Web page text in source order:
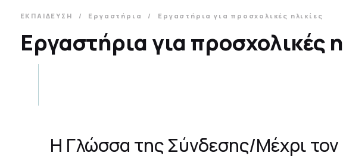
ΕΚΠΑΙΔΕΥΣΗ Εργαστήρια Εργαστήρια για προσχολικές ηλικίες
Εργαστήρια για προσχολικές
Η Γλώσσα της Σύνδεσης/Μέχρι